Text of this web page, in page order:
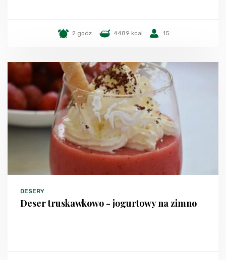
2 godz. 4489 kcal 15
DESERY
Deser truskawkowo - jogurtowy na zimno